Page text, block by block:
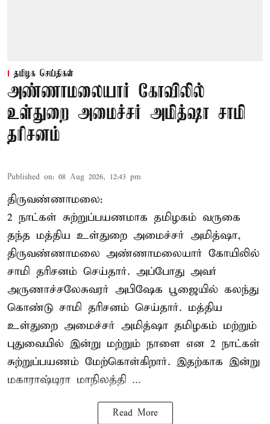
தமிழக செய்திகள்
அண்ணாமலையார் கோவிலில்
உள்துறை அமைச்சர் அமித்ஷா சாமி
தரிசனம்
Published on: 08 Aug 2026, 12:43 pm
திருவண்ணாமலை:
2 நாட்கள் சுற்றுப்பயணமாக தமிழகம் வருகை
தந்த மத்திய உள்துறை அமைச்சர் அமித்ஷா,
திருவண்ணாமலை அண்ணாமலையார் கோயிலில்
சாமி தரிசனம் செய்தார். அப்போது அவர்
அருணாச்சலேசுவரர் அபிஷேக பூஜையில் கலந்து
கொண்டு சாமி தரிசனம் செய்தார். மத்திய
உள்துறை அமைச்சர் அமித்ஷா தமிழகம் மற்றும்
புதுவையில் இன்று மற்றும் நாளை என 2 நாட்கள்
சுற்றுப்பயணம் மேற்கொள்கிறார். இதற்காக இன்று
மகாராஷ்டிரா மாநிலத்தி ...
Read More